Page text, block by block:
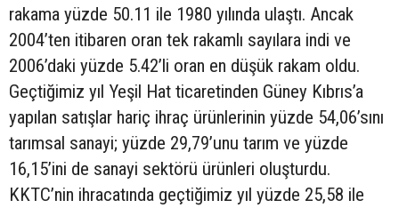
rakama yüzde 50.11 ile 1980 yılında ulaştı. Ancak
2004’ten itibaren oran tek rakamlı sayılara indi ve
2006’daki yüzde 5.42’li oran en düşük rakam oldu.
Geçtiğimiz yıl Yeşil Hat ticaretinden Güney Kıbrıs’a
yapılan satışlar hariç ihraç ürünlerinin yüzde 54,06’sını
tarımsal sanayi; yüzde 29,79’unu tarım ve yüzde
16,15’ini de sanayi sektörü ürünleri oluşturdu.
KKTC’nin ihracatında geçtiğimiz yıl yüzde 25,58 ile